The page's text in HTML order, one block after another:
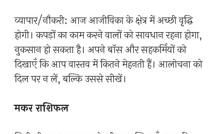
व्यापार/नौकरी: आज आजीविका के क्षेत्र में अच्छी वृद्धि
होगी। कपड़ों का काम करने वालों को सावधान रहना होगा,
नुकसान हो सकता है। अपने बॉस और सहकर्मियों को
दिखाएँ कि आप वास्तव में कितने मेहनती हैं। आलोचना को
दिल पर न लें, बल्कि उससे सीखें।
मकर राशिफल